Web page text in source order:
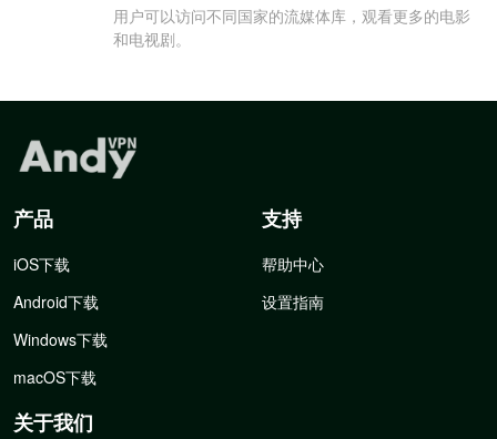
用户可以访问不同国家的流媒体库，观看更多的电影
和电视剧。
产品
iOS下载
Android下载
Windows下载
macOS下载
支持
帮助中心
设置指南
关于我们